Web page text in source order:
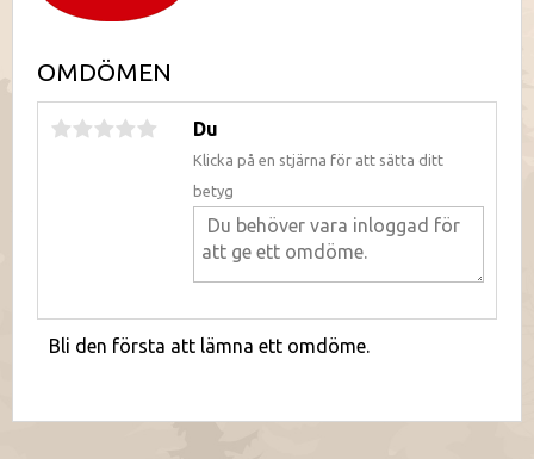
OMDÖMEN
Du
Klicka på en stjärna för att sätta ditt
betyg
Bli den första att lämna ett omdöme.